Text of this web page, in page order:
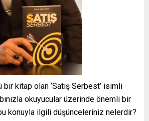
bir kitap olan ‘Satış Serbest’ isimli
okuyucular üzerinde önemli bir
konuyla ilgili düşünceleriniz nelerdir?